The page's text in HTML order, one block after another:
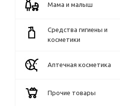
Мама и малыш
Средства гигиены и
косметики
Аптечная косметика
Прочие товары